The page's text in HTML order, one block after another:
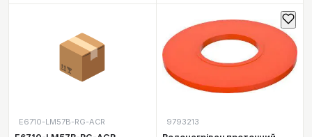
📦
E6710-LM57B-RG-ACR 9793213